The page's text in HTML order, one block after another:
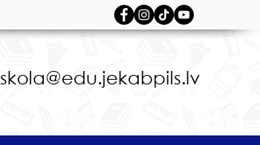
skola@edu.jekabpils.lv